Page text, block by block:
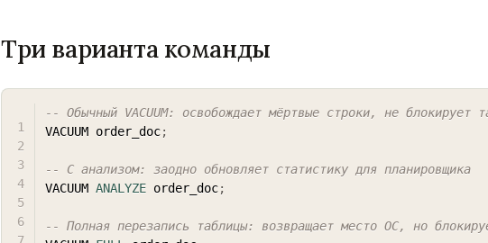
Три варианта команды
-- Обычный VACUUM: освобождает мёртвые строки, не блокирует
VACUUM order_doc;
-- С анализом: заодно обновляет статистику для планировщика
VACUUM ANALYZE order_doc;
-- Полная перезапись таблицы: возвращает место ОС, но